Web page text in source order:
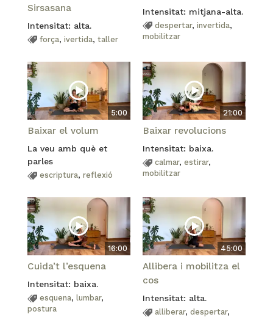
Sirsasana
Intensitat: alta.
força, ivertida, taller
Intensitat: mitjana-alta.
despertar, invertida,
mobilitzar
5:00
Baixar el volum
La veu amb què et
parles
escriptura, reflexió
21:00
Baixar revolucions
Intensitat: baixa.
calmar, estirar,
mobilitzar
16:00
Cuida’t l’esquena
Intensitat: baixa.
esquena, lumbar,
postura
45:00
Allibera i mobilitza el
cos
Intensitat: alta.
alliberar, despertar,